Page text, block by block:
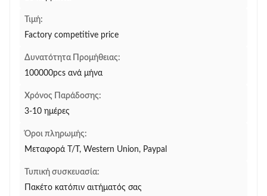
Τιμή:
Factory competitive price
Δυνατότητα Προμήθειας:
100000pcs ανά μήνα
Χρόνος Παράδοσης:
3-10 ημέρες
Όροι πληρωμής:
Μεταφορά T/T, Western Union, Paypal
Τυπική συσκευασία:
Πακέτο κατόπιν αιτήματός σας